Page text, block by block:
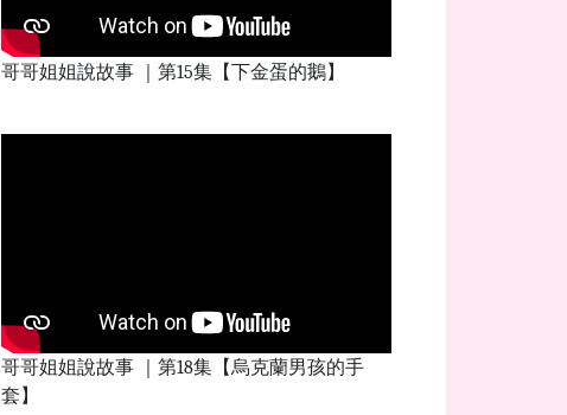
哥哥姐姐說故事 ｜第15集【下金蛋的鵝】
哥哥姐姐說故事 ｜第18集【烏克蘭男孩的手
套】